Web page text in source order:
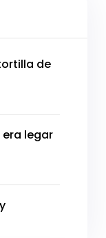
de
era legar